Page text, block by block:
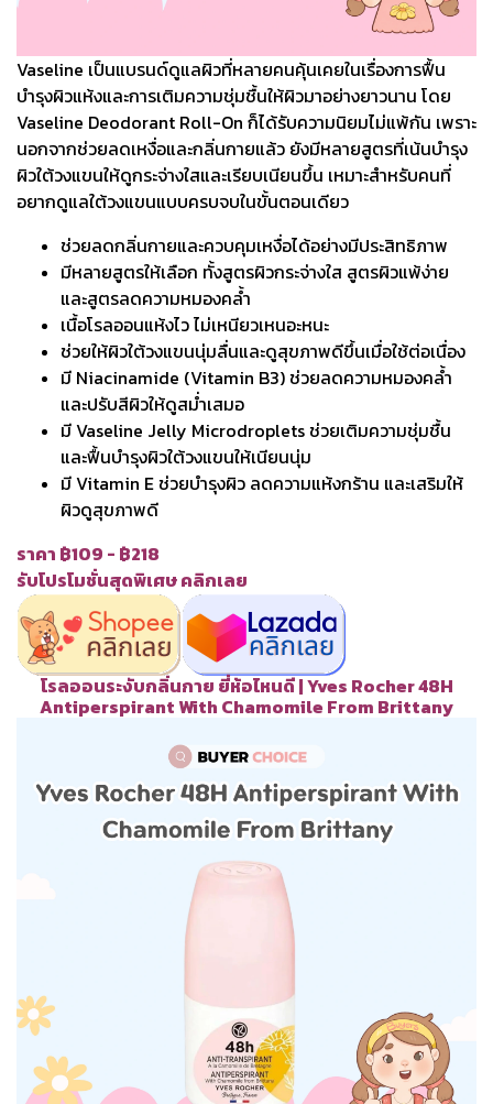
Vaseline เป็นแบรนด์ดูแลผิวที่หลายคนคุ้นเคยในเรื่องการฟื้น
บำรุงผิวแห้งและการเติมความชุ่มชื้นให้ผิวมาอย่างยาวนาน โดย
Vaseline Deodorant Roll-On ก็ได้รับความนิยมไม่แพ้กัน เพราะ
นอกจากช่วยลดเหงื่อและกลิ่นกายแล้ว ยังมีหลายสูตรที่เน้นบำรุง
ผิวใต้วงแขนให้ดูกระจ่างใสและเรียบเนียนขึ้น เหมาะสำหรับคนที่
อยากดูแลใต้วงแขนแบบครบจบในขั้นตอนเดียว
ช่วยลดกลิ่นกายและควบคุมเหงื่อได้อย่างมีประสิทธิภาพ
มีหลายสูตรให้เลือก ทั้งสูตรผิวกระจ่างใส สูตรผิวแพ้ง่าย
และสูตรลดความหมองคล้ำ
เนื้อโรลออนแห้งไว ไม่เหนียวเหนอะหนะ
ช่วยให้ผิวใต้วงแขนนุ่มลื่นและดูสุขภาพดีขึ้นเมื่อใช้ต่อเนื่อง
มี Niacinamide (Vitamin B3) ช่วยลดความหมองคล้ำ
และปรับสีผิวให้ดูสม่ำเสมอ
มี Vaseline Jelly Microdroplets ช่วยเติมความชุ่มชื้น
และฟื้นบำรุงผิวใต้วงแขนให้เนียนนุ่ม
มี Vitamin E ช่วยบำรุงผิว ลดความแห้งกร้าน และเสริมให้
ผิวดูสุขภาพดี
ราคา ฿109 - ฿218
รับโปรโมชั่นสุดพิเศษ คลิกเลย
โรลออนระงับกลิ่นกาย ยี่ห้อไหนดี | Yves Rocher 48H
Antiperspirant With Chamomile From Brittany